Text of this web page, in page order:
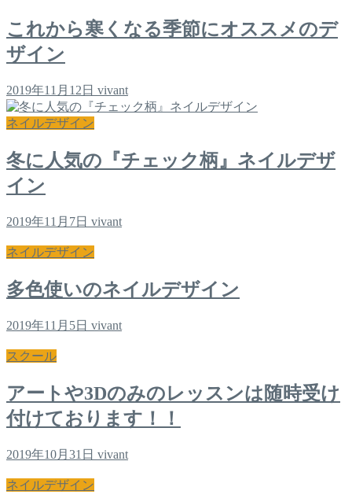
これから寒くなる季節にオススメのデ
ザイン
2019年11月12日 vivant
ネイルデザイン
冬に人気の『チェック柄』ネイルデザ
イン
2019年11月7日 vivant
ネイルデザイン
多色使いのネイルデザイン
2019年11月5日 vivant
スクール
アートや3Dのみのレッスンは随時受け
付けております！！
2019年10月31日 vivant
ネイルデザイン